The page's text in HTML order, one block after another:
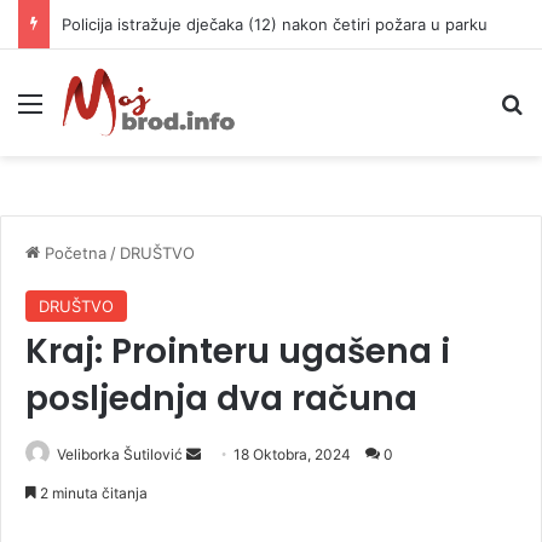
Policija istražuje dječaka (12) nakon četiri požara u parku
Meni
Početna / DRUŠTVO
DRUŠTVO
Kraj: Prointeru ugašena i
posljednja dva računa
Veliborka Šutilović 18 Oktobra, 2024 0
2 minuta čitanja